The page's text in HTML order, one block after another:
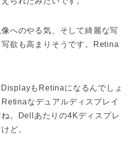
へのやる気、そして綺麗な写
欲も高まりそうです。Retina
もRetinaになるんでしょ
なデュアルディスプレイ
。Dellあたりの4Kディスプレ
ど。